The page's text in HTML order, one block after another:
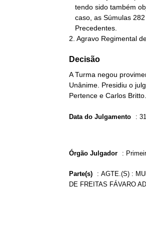
2. Agravo Regimental
Decisão
A Turma negou
Unânime. Presidiu o
Pertence e Carlos
Data do Julgamento :
Órgão Julgador :
Parte(s) : AGTE.(S) :
DE FREITAS FÁVARO